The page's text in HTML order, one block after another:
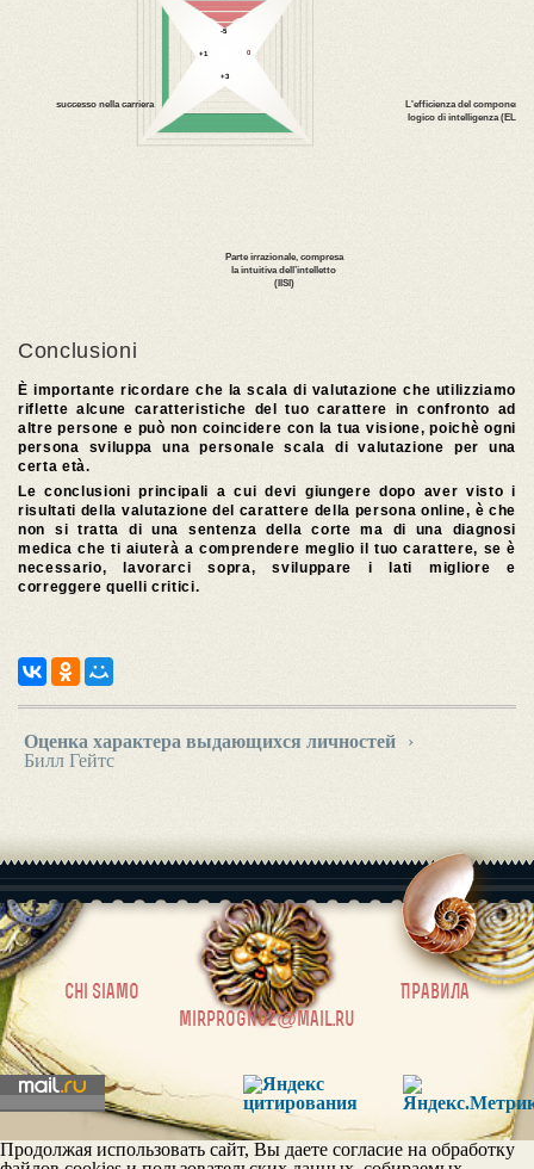
Conclusioni
È importante ricordare che la scala di valutazione che utilizziamo
riflette alcune caratteristiche del tuo carattere in confronto ad
altre persone e può non coincidere con la tua visione, poichè ogni
persona sviluppa una personale scala di valutazione per una
certa età.
Le conclusioni principali a cui devi giungere dopo aver visto i
risultati della valutazione del carattere della persona online, è che
non si tratta di una sentenza della corte ma di una diagnosi
medica che ti aiuterà a comprendere meglio il tuo carattere, se è
necessario, lavorarci sopra, sviluppare i lati migliore e
correggere quelli critici.
Оценка характера выдающихся личностей
›
Билл Гейтс
chi siamo |
Правила
mirprognoz@mail.ru
Продолжая использовать сайт, Вы даете согласие на обработку